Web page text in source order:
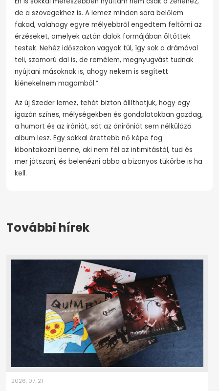
de a szövegekhez is. A lemez minden sora belőlem
fakad, valahogy egyre mélyebbről engedtem feltörni az
érzéseket, amelyek aztán dalok formájában öltöttek
testek. Nehéz időszakon vagyok túl, így sok a drámával
teli, szomorú dal is, de remélem, megnyugvást tudnak
nyújtani másoknak is, ahogy nekem is segített
kiénekelnem magamból.”
Az új Szeder lemez, tehát bizton állíthatjuk, hogy egy
igazán színes, mélységekben és gondolatokban gazdag,
a humort és az iróniát, sőt az öniróniát sem nélkülöző
album lesz. Egy sokkal érettebb nő képe fog
kibontakozni benne, aki nem fél az intimitástól, tud és
mer játszani, és belenézni abba a bizonyos tükörbe is ha
kell.
További hírek
2026. 07. 21